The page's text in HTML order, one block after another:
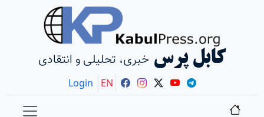
کابل پرس خبری، تحلیلی و انتقادی
Login EN